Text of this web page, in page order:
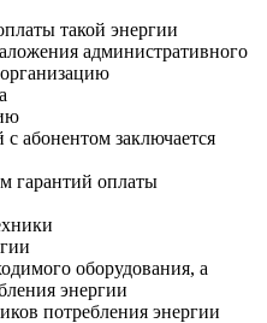
такой энергии
административного
абонентом заключается
гарантий оплаты
оборудования, а
энергии
потребления энергии